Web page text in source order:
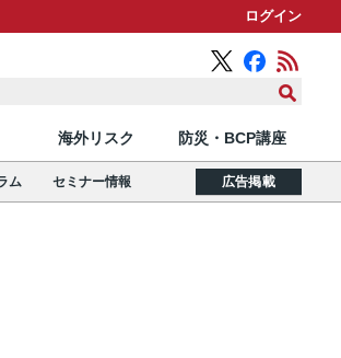
ログイン
海外リスク 防災・BCP講座
ム セミナー情報 広告掲載